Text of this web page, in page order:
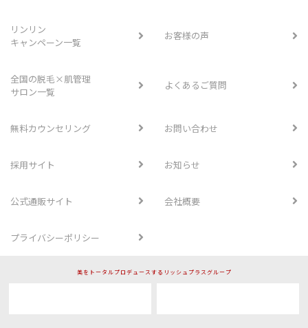
リンリン
キャンペーン一覧
お客様の声
全国の脱毛×肌管理
サロン一覧
よくあるご質問
無料カウンセリング お問い合わせ
採用サイト お知らせ
公式通販サイト 会社概要
プライバシーポリシー
美をトータルプロデュースするリッシュプラスグループ